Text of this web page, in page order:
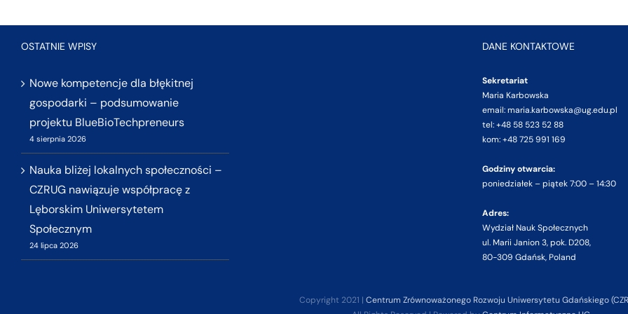
OSTATNIE WPISY
Nowe kompetencje dla błękitnej
gospodarki – podsumowanie
projektu BlueBioTechpreneurs
4 sierpnia 2026
Nauka bliżej lokalnych społeczności –
CZRUG nawiązuje współpracę z
Lęborskim Uniwersytetem
Społecznym
24 lipca 2026
DANE KONTAKTOWE
Sekretariat
Maria Karbowska
email: maria.karbowska@ug.edu.pl
tel: +48 58 523 52 88
kom: +48 725 991 169
Godziny otwarcia:
poniedziałek – piątek 7:00 – 14:30
Adres:
Wydział Nauk Społecznych
ul. Marii Janion 3, pok. D208,
80-309 Gdańsk, Poland
Copyright 2021 | Centrum Zrównoważonego Rozwoju Uniwersytetu Gdańskiego